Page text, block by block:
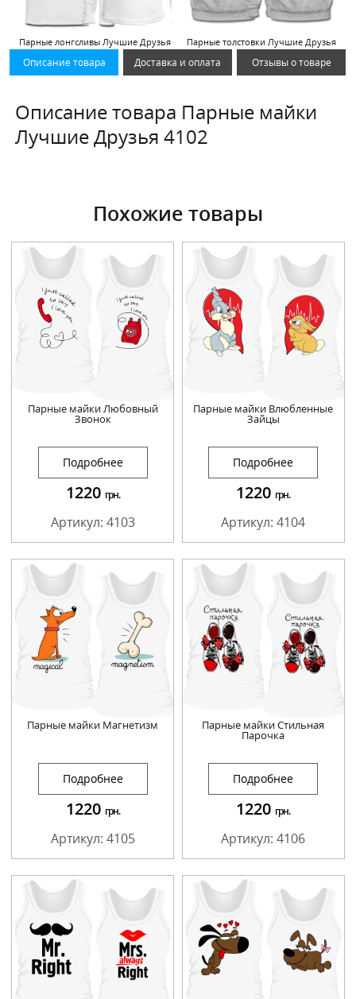
Парные лонгсливы Лучшие Друзья Парные толстовки Лучшие Друзья
Описание товара Доставка и оплата Отзывы о товаре
Описание товара Парные майки
Лучшие Друзья 4102
Похожие товары
Парные майки Любовный
Звонок
Подробнее
1220 грн.
Артикул: 4103
Парные майки Влюбленные
Зайцы
Подробнее
1220 грн.
Артикул: 4104
Парные майки Магнетизм
Подробнее
1220 грн.
Артикул: 4105
Парные майки Стильная
Парочка
Подробнее
1220 грн.
Артикул: 4106